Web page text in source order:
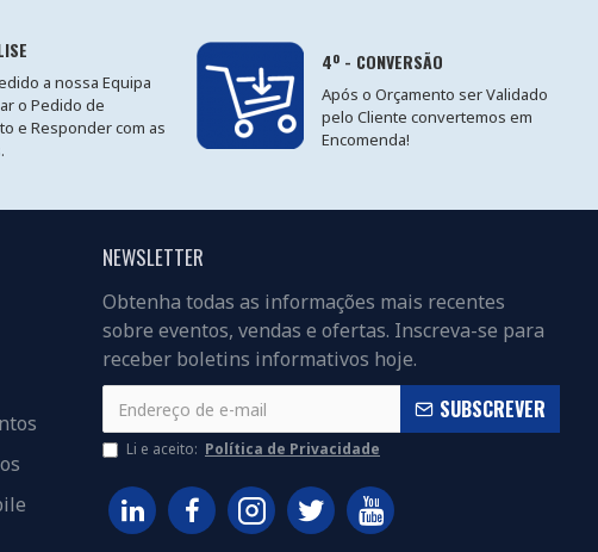
a nossa Equipa
o Pedido de
e Responder com as
4º - CONVERSÃO
Após o Orçamento ser Validado
pelo Cliente convertemos em
Encomenda!
NEWSLETTER
Obtenha todas as informações mais recentes
sobre eventos, vendas e ofertas. Inscreva-se para
receber boletins informativos hoje.
SUBSCREVER
Li e aceito: Política de Privacidade